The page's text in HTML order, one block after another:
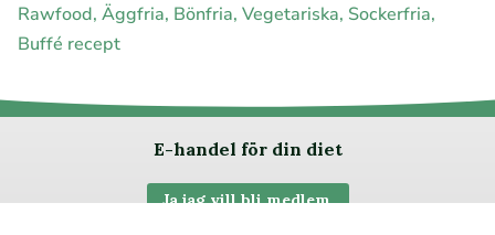
Rawfood, Äggfria, Bönfria, Vegetariska, Sockerfria,
Buffé recept
E-handel för din diet
Ja jag vill bli medlem